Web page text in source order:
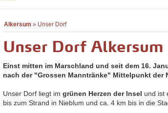
Alkersum » Unser Dorf
Unser Dorf Alkersum
Einst mitten im Marschland und seit dem 16.
nach der "Grossen Manntränke" Mittelpunkt der
Unser Dorf liegt im grünen Herzen der Insel und ist
bis zum Strand in Nieblum und ca. 4 km bis in die